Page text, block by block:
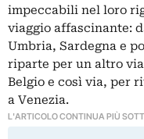
impeccabili nel loro
viaggio affascinante:
Umbria, Sardegna e
riparte per un altro
Belgio e così via, per
a Venezia.
L'ARTICOLO CONTINUA PIÙ